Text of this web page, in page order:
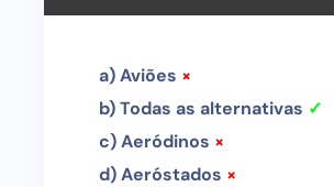
a) Aviões ×
b) Todas as alternativas ✓
c) Aeródinos ×
d) Aeróstados ×